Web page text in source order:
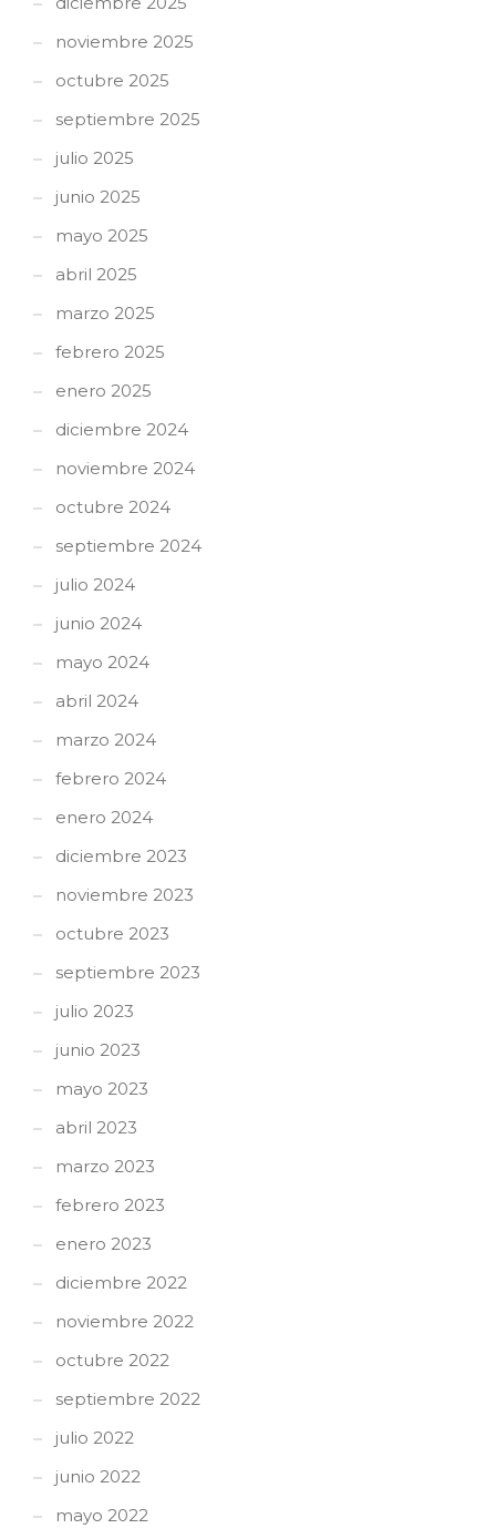
noviembre 2025
octubre 2025
septiembre 2025
julio 2025
junio 2025
mayo 2025
abril 2025
marzo 2025
febrero 2025
enero 2025
diciembre 2024
noviembre 2024
octubre 2024
septiembre 2024
julio 2024
junio 2024
mayo 2024
abril 2024
marzo 2024
febrero 2024
enero 2024
diciembre 2023
noviembre 2023
octubre 2023
septiembre 2023
julio 2023
junio 2023
mayo 2023
abril 2023
marzo 2023
febrero 2023
enero 2023
diciembre 2022
noviembre 2022
octubre 2022
septiembre 2022
julio 2022
junio 2022
mayo 2022